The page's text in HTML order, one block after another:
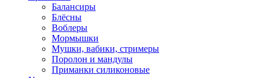
Балансиры
Блёсны
Воблеры
Мормышки
Мушки, вабики, стримеры
Поролон и мандулы
Приманки силиконовые